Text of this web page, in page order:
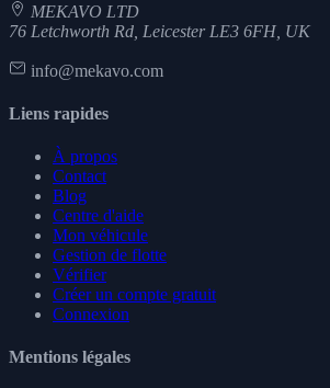
MEKAVO LTD
76 Letchworth Rd, Leicester LE3 6FH, UK
info@mekavo.com
Liens rapides
À propos
Contact
Blog
Centre d'aide
Mon véhicule
Gestion de flotte
Vérifier
Créer un compte gratuit
Connexion
Mentions légales